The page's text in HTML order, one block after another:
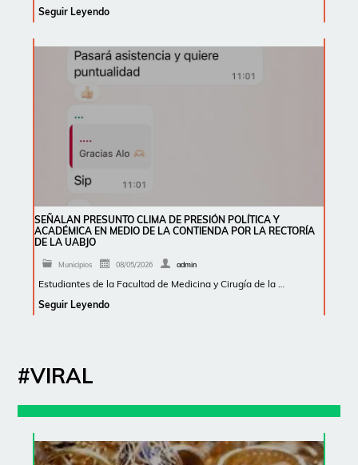
Seguir Leyendo
SEÑALAN PRESUNTO CLIMA DE PRESIÓN POLÍTICA Y
ACADÉMICA EN MEDIO DE LA CONTIENDA POR LA RECTORÍA
DE LA UABJO
Municipios 08/05/2026 admin
Estudiantes de la Facultad de Medicina y Cirugía de la …
Seguir Leyendo
#VIRAL